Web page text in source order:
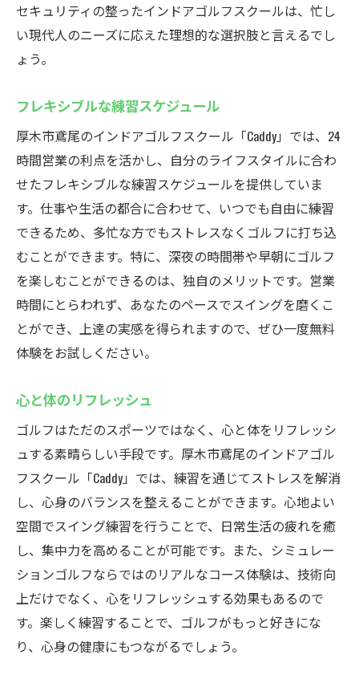
セキュリティの整ったインドアゴルフスクールは、忙し
い現代人のニーズに応えた理想的な選択肢と言えるでし
ょう。
フレキシブルな練習スケジュール
厚木市鳶尾のインドアゴルフスクール「Caddy」では、24
時間営業の利点を活かし、自分のライフスタイルに合わ
せたフレキシブルな練習スケジュールを提供していま
す。仕事や生活の都合に合わせて、いつでも自由に練習
できるため、多忙な方でもストレスなくゴルフに打ち込
むことができます。特に、深夜の時間帯や早朝にゴルフ
を楽しむことができるのは、独自のメリットです。営業
時間にとらわれず、あなたのペースでスイングを磨くこ
とができ、上達の実感を得られますので、ぜひ一度無料
体験をお試しください。
心と体のリフレッシュ
ゴルフはただのスポーツではなく、心と体をリフレッシ
ュする素晴らしい手段です。厚木市鳶尾のインドアゴル
フスクール「Caddy」では、練習を通じてストレスを解消
し、心身のバランスを整えることができます。心地よい
空間でスイング練習を行うことで、日常生活の疲れを癒
し、集中力を高めることが可能です。また、シミュレー
ションゴルフならではのリアルなコース体験は、技術向
上だけでなく、心をリフレッシュする効果もあるので
す。楽しく練習することで、ゴルフがもっと好きにな
り、心身の健康にもつながるでしょう。